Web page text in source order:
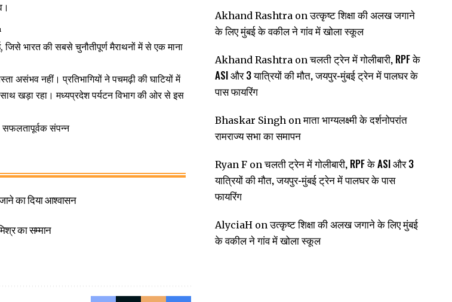
भारत की सबसे चुनौतीपूर्ण मैराथनों में से एक माना
असंभव नहीं। प्रतिभागियों ने पचमढ़ी की घाटियों में
खड़ा रहा। मध्यप्रदेश पर्यटन विभाग की ओर से इस
का दिया आश्वासन
का सम्मान
Akhand Rashtraonउत्कृष्ट शिक्षा की अलख जगाने
के लिए मुंबई के वकील ने गांव में खोला स्कूल
Akhand Rashtraonचलती ट्रेन में गोलीबारी, RPF के
ASI और 3 यात्रियों की मौत, जयपुर-मुंबई ट्रेन में पालघर के
पास फायरिंग
Bhaskar Singhonमाता भाग्यलक्ष्मी के दर्शनोपरांत
रामराज्य सभा का समापन
Ryan Fonचलती ट्रेन में गोलीबारी, RPF के ASI और 3
यात्रियों की मौत, जयपुर-मुंबई ट्रेन में पालघर के पास
फायरिंग
AlyciaHonउत्कृष्ट शिक्षा की अलख जगाने के लिए मुंबई
के वकील ने गांव में खोला स्कूल